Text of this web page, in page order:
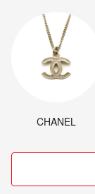
CHANEL